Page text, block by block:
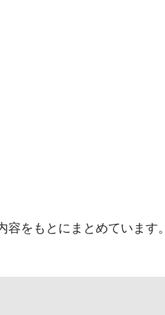
容をもとにまとめています。